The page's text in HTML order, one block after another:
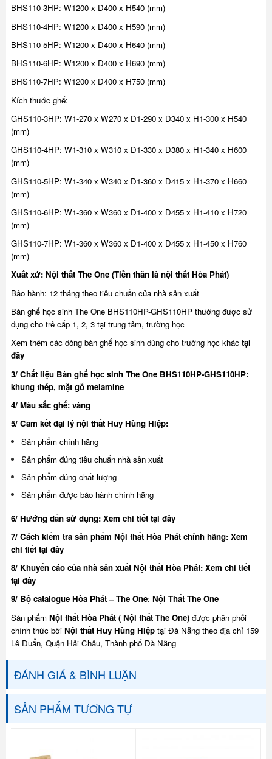
BHS110-3HP: W1200 x D400 x H540 (mm)
BHS110-4HP: W1200 x D400 x H590 (mm)
BHS110-5HP: W1200 x D400 x H640 (mm)
BHS110-6HP: W1200 x D400 x H690 (mm)
BHS110-7HP: W1200 x D400 x H750 (mm)
Kích thước ghế:
GHS110-3HP: W1-270 x W270 x D1-290 x D340 x H1-300 x H540
(mm)
GHS110-4HP: W1-310 x W310 x D1-330 x D380 x H1-340 x H600
(mm)
GHS110-5HP: W1-340 x W340 x D1-360 x D415 x H1-370 x H660
(mm)
GHS110-6HP: W1-360 x W360 x D1-400 x D455 x H1-410 x H720
(mm)
GHS110-7HP: W1-360 x W360 x D1-400 x D455 x H1-450 x H760
(mm)
Xuất xứ: Nội thất The One (Tiền thân là nội thất Hòa Phát)
Bảo hành: 12 tháng theo tiêu chuẩn của nhà sản xuất
Bàn ghế học sinh The One BHS110HP-GHS110HP thường được sử
dụng cho trẻ cấp 1, 2, 3 tại trung tâm, trường học
Xem thêm các dòng bàn ghế học sinh dùng cho trường học khác tại
đây
3/ Chất liệu Bàn ghế học sinh The One BHS110HP-GHS110HP:
khung thép, mặt gỗ melamine
4/ Màu sắc ghế: vàng
5/ Cam kết đại lý nội thất Huy Hùng Hiệp:
Sản phẩm chính hãng
Sản phẩm đúng tiêu chuẩn nhà sản xuất
Sản phẩm đúng chất lượng
Sản phẩm được bảo hành chính hãng
6/ Hướng dẩn sử dụng: Xem chi tiết tại đây
7/ Cách kiểm tra sản phẩm Nội thất Hòa Phát chính hãng: Xem
chi tiết tại đây
8/ Khuyến cáo của nhà sản xuất Nội thất Hòa Phát: Xem chi tiết
tại đây
9/ Bộ catalogue Hòa Phát – The One: Nội Thất The One
Sản phẩm Nội thất Hòa Phát ( Nội thất The One)được phân phối
chính thức bởi Nội thất Huy Hùng Hiệptại Đà Nẵng theo địa chỉ 159
Lê Duẩn, Quận Hải Châu, Thành phố Đà Nẵng
ĐÁNH GIÁ & BÌNH LUẬN
SẢN PHẨM TƯƠNG TỰ